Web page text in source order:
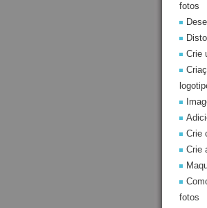
fotos
Crie
Crie
Crie
fotos